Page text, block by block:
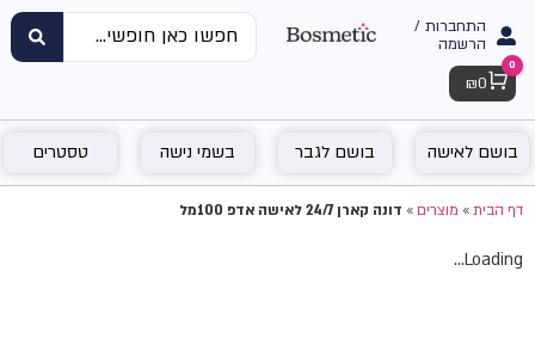
התחברות /
הרשמה
Cart
0
₪ 0
בושם לאישה בושם לגבר בשמי נישה טסטרים
דף הבית»מוצרים»דונה קארן 24/7 לאישה אדפ 100מל
Loading...